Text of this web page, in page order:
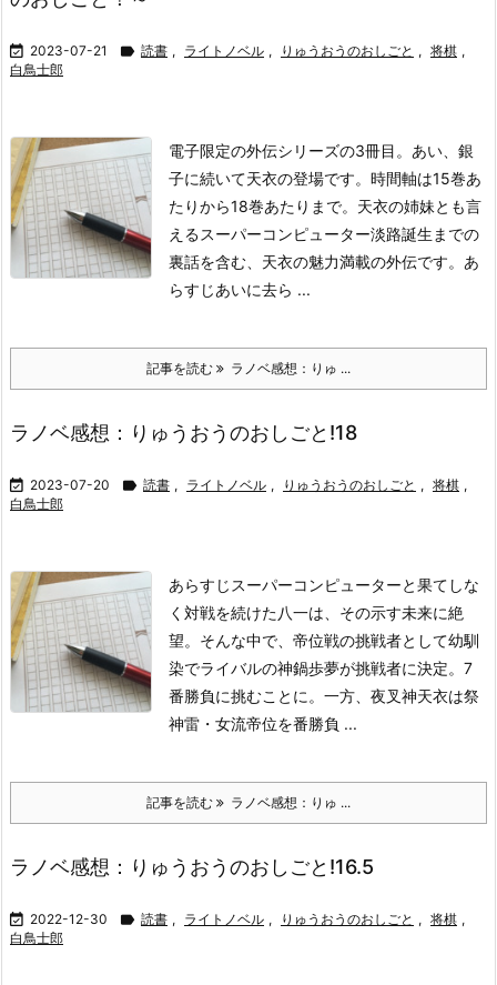
 2023-07-21  読書 , ライトノベル , りゅうおうのおしごと , 将棋 ,
白鳥士郎
電子限定の外伝シリーズの3冊目。あい、銀
子に続いて天衣の登場です。時間軸は15巻あ
たりから18巻あたりまで。天衣の姉妹とも言
えるスーパーコンピューター淡路誕生までの
裏話を含む、天衣の魅力満載の外伝です。 あ
らすじあいに去ら ...
記事を読む ラノベ感想：りゅ ...
ラノベ感想：りゅうおうのおしごと!18
 2023-07-20  読書 , ライトノベル , りゅうおうのおしごと , 将棋 ,
白鳥士郎
あらすじ スーパーコンピューターと果てしな
く対戦を続けた八一は、その示す未来に絶
望。そんな中で、帝位戦の挑戦者として幼馴
染でライバルの神鍋歩夢が挑戦者に決定。7
番勝負に挑むことに。 一方、夜叉神天衣は祭
神雷・女流帝位を番勝負 ...
記事を読む ラノベ感想：りゅ ...
ラノベ感想：りゅうおうのおしごと!16.5
 2022-12-30  読書 , ライトノベル , りゅうおうのおしごと , 将棋 ,
白鳥士郎